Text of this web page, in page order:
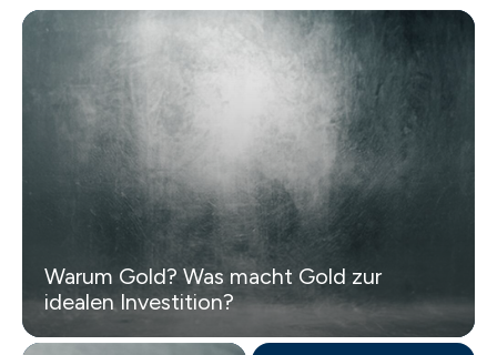
Warum Gold? Was macht Gold zur
idealen Investition?